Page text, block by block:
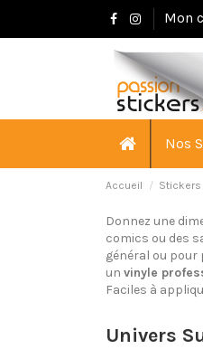
Mon
Nos
Accueil
Donnez une
comics ou des
général ou pour
un vinyle
Faciles à
Univers